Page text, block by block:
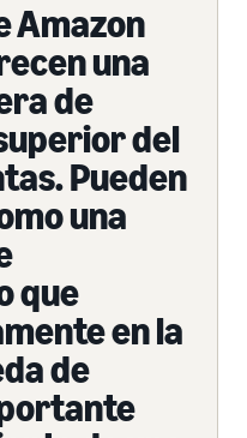
Amazon
una
de
del
Pueden
una
que
en la
de